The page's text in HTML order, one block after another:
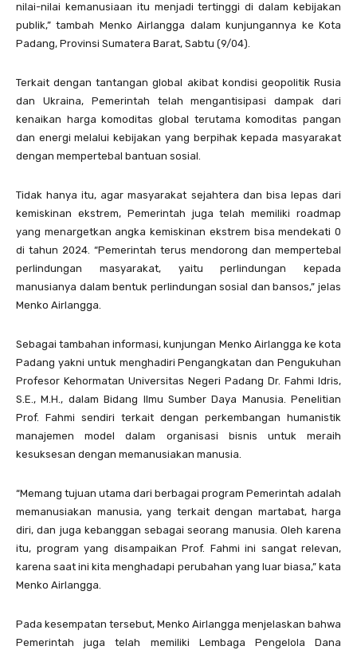
nilai-nilai kemanusiaan itu menjadi tertinggi di dalam kebijakan
publik,” tambah Menko Airlangga dalam kunjungannya ke Kota
Padang, Provinsi Sumatera Barat, Sabtu (9/04).
Terkait dengan tantangan global akibat kondisi geopolitik Rusia
dan Ukraina, Pemerintah telah mengantisipasi dampak dari
kenaikan harga komoditas global terutama komoditas pangan
dan energi melalui kebijakan yang berpihak kepada masyarakat
dengan mempertebal bantuan sosial.
Tidak hanya itu, agar masyarakat sejahtera dan bisa lepas dari
kemiskinan ekstrem, Pemerintah juga telah memiliki roadmap
yang menargetkan angka kemiskinan ekstrem bisa mendekati 0
di tahun 2024. “Pemerintah terus mendorong dan mempertebal
perlindungan masyarakat, yaitu perlindungan kepada
manusianya dalam bentuk perlindungan sosial dan bansos,” jelas
Menko Airlangga.
Sebagai tambahan informasi, kunjungan Menko Airlangga ke kota
Padang yakni untuk menghadiri Pengangkatan dan Pengukuhan
Profesor Kehormatan Universitas Negeri Padang Dr. Fahmi Idris,
S.E., M.H., dalam Bidang Ilmu Sumber Daya Manusia. Penelitian
Prof. Fahmi sendiri terkait dengan perkembangan humanistik
manajemen model dalam organisasi bisnis untuk meraih
kesuksesan dengan memanusiakan manusia.
“Memang tujuan utama dari berbagai program Pemerintah adalah
memanusiakan manusia, yang terkait dengan martabat, harga
diri, dan juga kebanggan sebagai seorang manusia. Oleh karena
itu, program yang disampaikan Prof. Fahmi ini sangat relevan,
karena saat ini kita menghadapi perubahan yang luar biasa,” kata
Menko Airlangga.
Pada kesempatan tersebut, Menko Airlangga menjelaskan bahwa
Pemerintah juga telah memiliki Lembaga Pengelola Dana